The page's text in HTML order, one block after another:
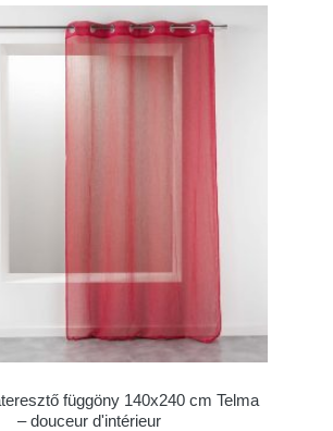
függöny 140x240 cm Telma
– douceur d'intérieur